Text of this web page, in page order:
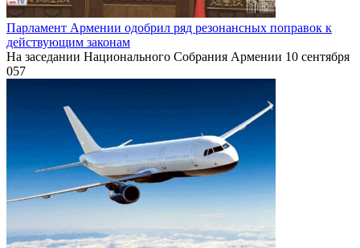
Парламент Армении одобрил ряд резонансных поправок к
действующим законам
На заседании Национального Собрания Армении 10 сентября
057